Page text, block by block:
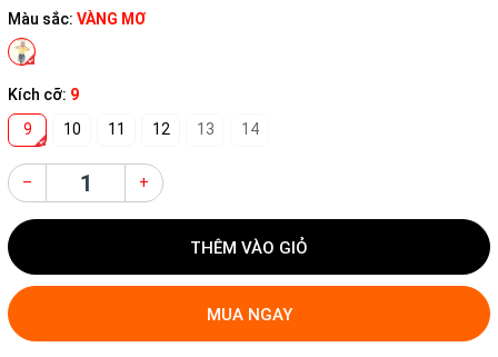
Màu sắc: VÀNG MƠ
Kích cỡ: 9
9
10 11 12 13 14
– +
THÊM VÀO GIỎ
MUA NGAY